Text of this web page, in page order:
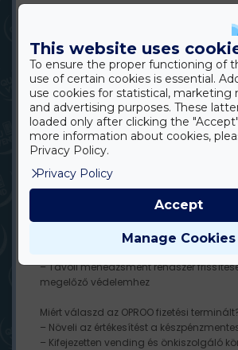
– A bevételek közvetlenül a
– napi
– heti gyakorisággal (választható)
Árazás
https://www.oproo.com/oproo-prices
Biztonság és tanúsítványok
– PCI DSS Level 1 – a legmagasabb
biztonsági szint
– EMVCo, PCI és TÜV tanúsítványok
– End-to-End titkosítás a kártyaadatok
– DUKPT biztonság, minden tranzakció
– Távoli menedzsment rendszer
megelőző védelemhez
Miért válaszd az OPROO fizetési
– Növeli az értékesítést a
– Kifejezetten vending és önkiszolgáló
This website uses
To ensure the proper functioning of
use of certain cookies is essential.
use cookies for statistical, marketing
and advertising purposes. These
loaded only after clicking the
more information about cookies,
Privacy Policy.
Privacy Policy
Manage Cookies
Accept